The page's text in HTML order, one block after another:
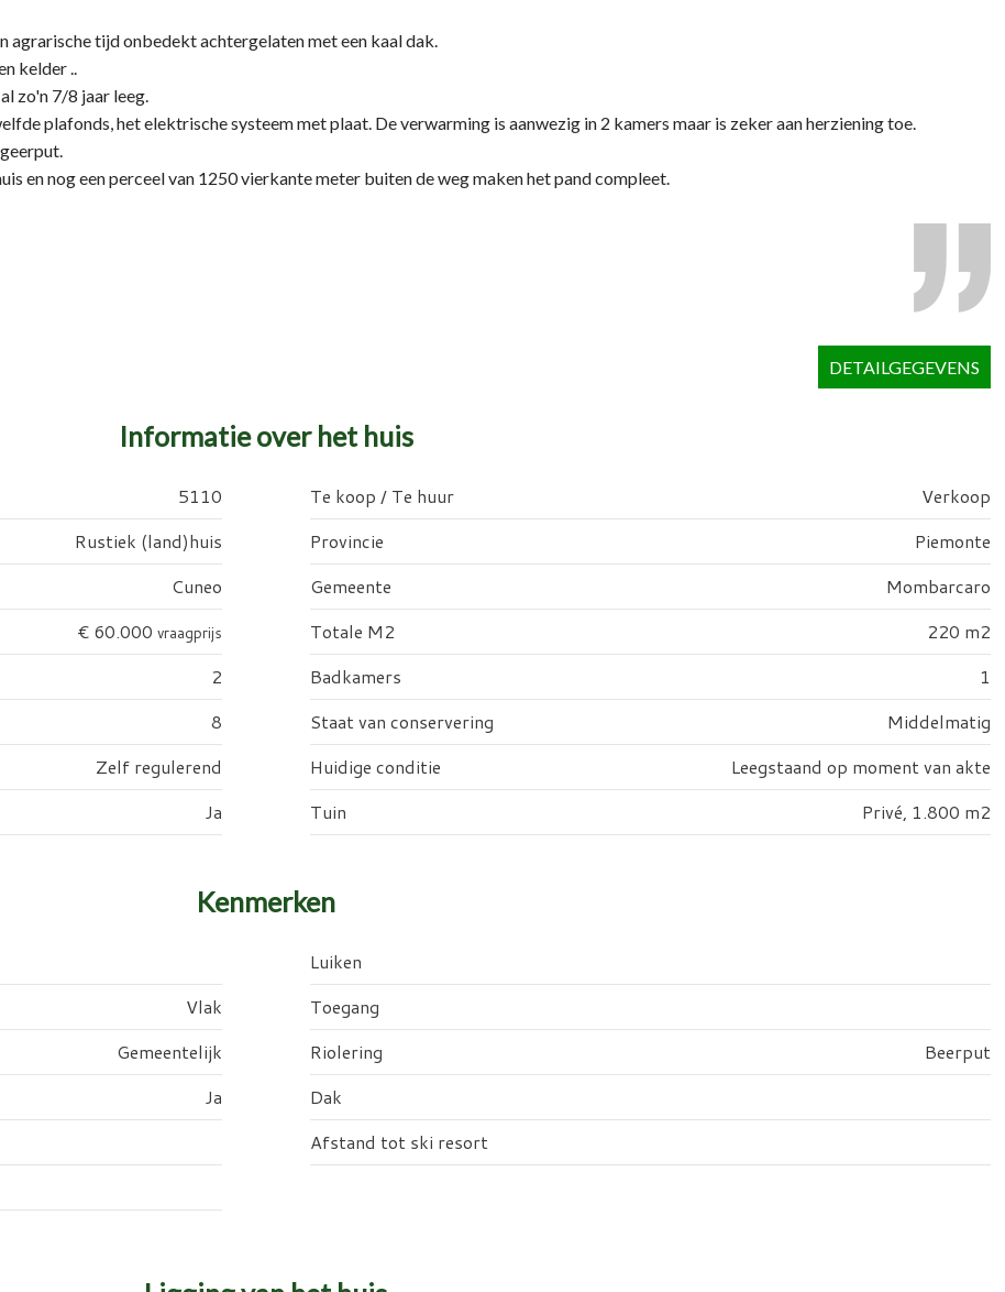
agrarische tijd onbedekt achtergelaten met een kaal dak.
kelder ..
zo'n 7/8 jaar leeg.
plafonds, het elektrische systeem met plaat. De verwarming is aanwezig in 2 kamers maar is zeker aan herziening toe.
en nog een perceel van 1250 vierkante meter buiten de weg maken het pand compleet.
DETAILGEGEVENS
Informatie over het huis
5110 Te koop / Te huur
Verkoop
Rustiek (land)huis Provincie
Piemonte
Cuneo Gemeente
Mombarcaro
€ 60.000vraagprijs Totale M2
220 m2
2 Badkamers
1
8 Staat van conservering
Middelmatig
Zelf regulerend Huidige conditie
Leegstaand op moment van akte
Ja Tuin Privé, 1.800 m2
Kenmerken
Luiken
Vlak
Toegang
Gemeentelijk Riolering
Beerput
Ja
Dak
Afstand tot ski resort